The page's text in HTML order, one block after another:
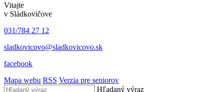
Vitajte
v Sládkovičove
031/784 27 12
sladkovicovo@sladkovicovo.sk
facebook
Mapa webu RSS Verzia pre seniorov
Hľadaný výraz